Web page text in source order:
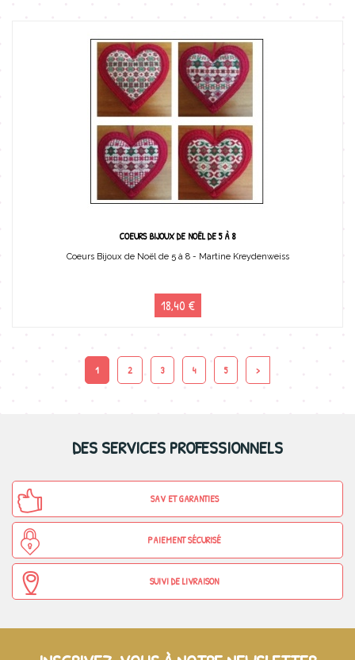
COEURS BIJOUX DE NOËL DE 5 À 8
Coeurs Bijoux de Noël de 5 à 8 - Martine Kreydenweiss
18,40 €
1 2 3 4 5 >
DES SERVICES PROFESSIONNELS
SAV ET GARANTIES
PAIEMENT SÉCURISÉ
SUIVI DE LIVRAISON